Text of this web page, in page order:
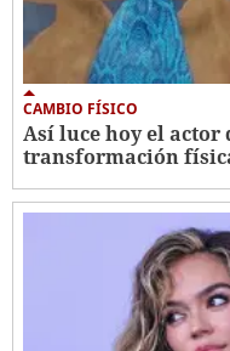
CAMBIO FÍSICO
Así luce hoy el actor
transformación